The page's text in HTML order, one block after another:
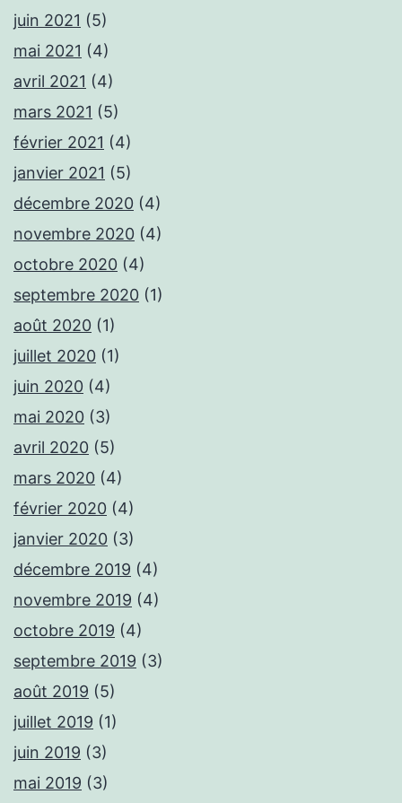
juin 2021 (5)
mai 2021 (4)
avril 2021 (4)
mars 2021 (5)
février 2021 (4)
janvier 2021 (5)
décembre 2020 (4)
novembre 2020 (4)
octobre 2020 (4)
septembre 2020 (1)
août 2020 (1)
juillet 2020 (1)
juin 2020 (4)
mai 2020 (3)
avril 2020 (5)
mars 2020 (4)
février 2020 (4)
janvier 2020 (3)
décembre 2019 (4)
novembre 2019 (4)
octobre 2019 (4)
septembre 2019 (3)
août 2019 (5)
juillet 2019 (1)
juin 2019 (3)
mai 2019 (3)